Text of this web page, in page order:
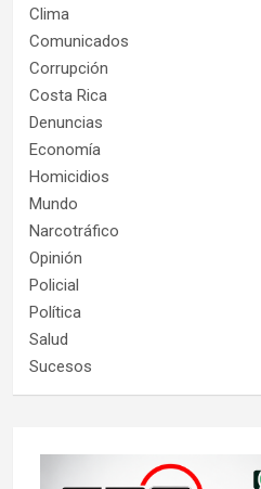
Clima
Comunicados
Corrupción
Costa Rica
Denuncias
Economía
Homicidios
Mundo
Narcotráfico
Opinión
Policial
Política
Salud
Sucesos